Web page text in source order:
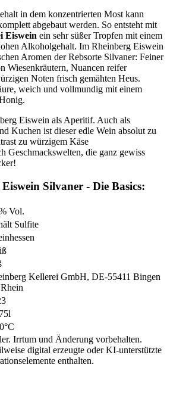
in dem konzentrierten Most kann
abgebaut werden. So entsteht mit
Eiswein ein sehr süßer Tropfen mit einem
Alkoholgehalt. Im Rheinberg Eiswein
Aromen der Rebsorte Silvaner: Feiner
Wiesenkräutern, Nuancen reifer
Noten frisch gemähten Heus.
weich und vollmundig mit einem
Eiswein als Aperitif. Auch als
Kuchen ist dieser edle Wein absolut zu
zu würzigem Käse
Geschmackswelten, die ganz gewiss
Silvaner - Die Basics:
Vol.
Sulfite
Kellerei GmbH, DE-55411 Bingen
Irrtum und Änderung vorbehalten.
digital erzeugte oder KI-unterstützte
enthalten.